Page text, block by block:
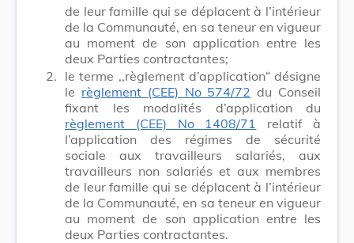
de leur famille qui se déplacent à l’intérieur
de la Communauté, en sa teneur en vigueur
au moment de son application entre les
deux Parties contractantes;
2. le terme ,,règlement d’application“ désigne
le règlement (CEE) No 574/72 du Conseil
fixant les modalités d’application du
règlement (CEE) No 1408/71
relatif à
l’application des régimes de sécurité
sociale aux travailleurs salariés, aux
travailleurs non salariés et aux membres
de leur famille qui se déplacent à l’intérieur
de la Communauté, en sa teneur en vigueur
au moment de son application entre les
deux Parties contractantes.